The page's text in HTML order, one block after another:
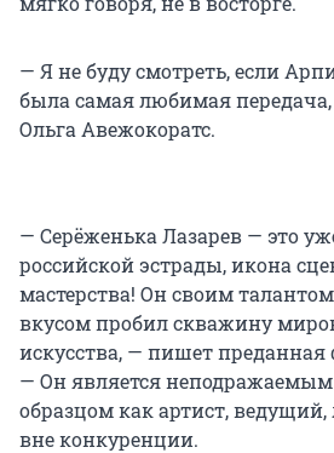
— Я не буду смотреть, если
была самая любимая передача,
Ольга Авежокоратс.
— Серёженька Лазарев — это
российской эстрады, икона
мастерства! Он своим
вкусом пробил скважину
искусства, — пишет преданная
— Он является
образцом как артист,
вне конкуренции.